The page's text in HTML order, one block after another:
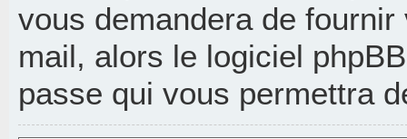
vous demandera de
mail, alors le logiciel
passe qui vous permettra